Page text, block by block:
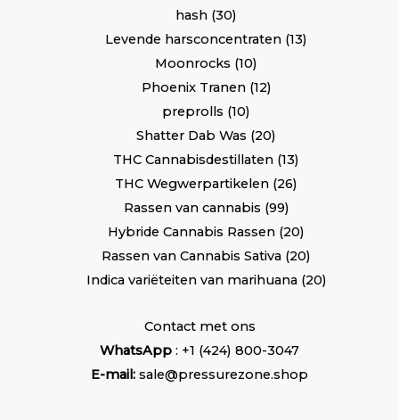
hash 30
Levende harsconcentraten 13
Moonrocks 10
Phoenix Tranen 12
preprolls 10
Shatter Dab Was 20
THC Cannabisdestillaten 13
THC Wegwerpartikelen 26
Rassen van cannabis 99
Hybride Cannabis Rassen 20
Rassen van Cannabis Sativa 20
Indica variëteiten van marihuana 20
Contact met ons
WhatsApp : +1 (424) 800-3047
E-mail: sale@pressurezone.shop